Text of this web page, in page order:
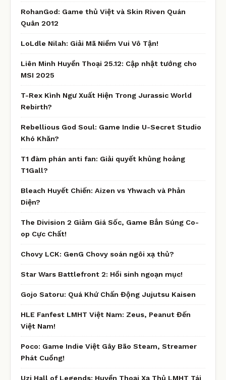
RohanGod: Game thủ Việt và Skin Riven Quán
Quân 2012
LoLdle Nilah: Giải Mã Niềm Vui Vô Tận!
Liên Minh Huyền Thoại 25.12: Cập nhật tướng cho
MSI 2025
T-Rex Kình Ngư Xuất Hiện Trong Jurassic World
Rebirth?
Rebellious God Soul: Game Indie U-Secret Studio
Khó Khăn?
T1 đàm phán anti fan: Giải quyết khủng hoảng
T1Gall?
Bleach Huyết Chiến: Aizen vs Yhwach và Phản
Diện?
The Division 2 Giảm Giá Sốc, Game Bắn Súng Co-
op Cực Chất!
Chovy LCK: GenG Chovy soán ngôi xạ thủ?
Star Wars Battlefront 2: Hồi sinh ngoạn mục!
Gojo Satoru: Quá Khứ Chấn Động Jujutsu Kaisen
HLE Fanfest LMHT Việt Nam: Zeus, Peanut Đến
Việt Nam!
Poco: Game Indie Việt Gây Bão Steam, Streamer
Phát Cuồng!
Uzi Hall of Legends: Huyền Thoại Xạ Thủ LMHT Tái